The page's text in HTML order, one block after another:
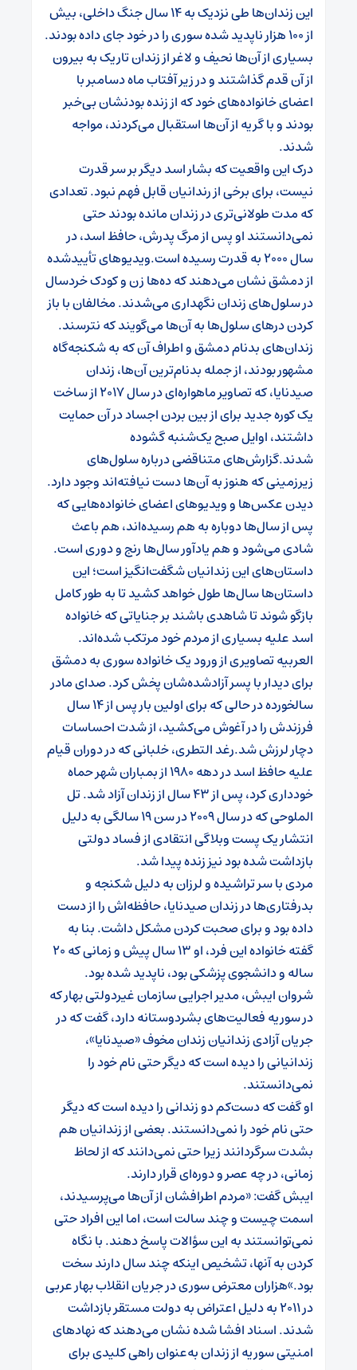
این زندان‌ها طی نزدیک به ۱۴ سال جنگ داخلی، بیش
از ۱۰۰ هزار ناپدید شده سوری را در خود جای داده بودند.
بسیاری از آن‌ها نحیف و لاغر از زندان تاریک به بیرون
از آن قدم گذاشتند و در زیر آفتاب ماه دسامبر با
اعضای خانواده‌های خود که از زنده بودنشان بی‌خبر
بودند و با گریه از آن‌ها استقبال می‌کردند، مواجه
شدند.
درک این واقعیت که بشار اسد دیگر بر سر قدرت
نیست، برای برخی از رندانیان قابل فهم نبود. تعدادی
که مدت طولانی‌تری در زندان مانده بودند حتی
نمی‌دانستند او پس از مرگ پدرش، حافظ اسد، در
سال ۲۰۰۰ به قدرت رسیده است.ویدیوهای تأییدشده
از دمشق نشان می‌دهند که ده‌ها زن و کودک خردسال
در سلول‌های زندان نگهداری می‌شدند. مخالفان با باز
کردن درهای سلول‌ها به آن‌ها می‌گویند که نترسند.
زندان‌های بدنام دمشق و اطراف آن که به شکنجه‌گاه
مشهور بودند، از جمله بدنام‌ترین آن‌ها، زندان
صیدنایا، که تصاویر ماهواره‌ای در سال ۲۰۱۷ از ساخت
یک کوره جدید برای از بین بردن اجساد در آن حمایت
داشتند، اوایل صبح یک‌شنبه گشوده
شدند.گزارش‌های متناقضی درباره سلول‌های
زیرزمینی که هنوز به آن‌ها دست نیافته‌اند وجود دارد.
دیدن عکس‌ها و ویدیوهای اعضای خانواده‌هایی که
پس از سال‌ها دوباره به هم رسیده‌اند، هم باعث
شادی می‌شود و هم یادآور سال‌ها رنج و دوری است.
داستان‌های این زندانیان شگفت‌انگیز است؛ این
داستان‌ها سال‌ها طول خواهد کشید تا به طور کامل
بازگو شوند تا شاهدی باشند بر جنایاتی که خانواده
اسد علیه بسیاری از مردم خود مرتکب شده‌اند.
العربیه تصاویری از ورود یک خانواده سوری به دمشق
برای دیدار با پسر آزادشده‌شان پخش کرد. صدای مادر
سالخورده در حالی که برای اولین بار پس از ۱۴ سال
فرزندش را در آغوش می‌کشید، از شدت احساسات
دچار لرزش شد.رغد التطری، خلبانی که در دوران قیام
علیه حافظ اسد در دهه ۱۹۸۰ از بمباران شهر حماه
خودداری کرد، پس از ۴۳ سال از زندان آزاد شد. تل
الملوحی که در سال ۲۰۰۹ در سن ۱۹ سالگی به دلیل
انتشار یک پست وبلاگی انتقادی از فساد دولتی
بازداشت شده بود نیز زنده پیدا شد.
مردی با سر تراشیده و لرزان به دلیل شکنجه و
بدرفتاری‌ها در زندان صیدنایا، حافظه‌اش را از دست
داده بود و برای صحبت کردن مشکل داشت. بنا به
گفته خانواده این فرد، او ۱۳ سال پیش و زمانی که ۲۰
ساله و دانشجوی پزشکی بود، ناپدید شده بود.
شروان ایبش، مدیر اجرایی سازمان غیردولتی بهار که
در سوریه فعالیت‌های بشردوستانه دارد، گفت که در
جریان آزادی زندانیان زندان مخوف «صیدنایا»،
زندانیانی را دیده است که دیگر حتی نام خود را
نمی‌دانستند.
او گفت که دست‌کم دو زندانی را دیده است که دیگر
حتی نام خود را نمی‌دانستند. بعضی از زندانیان هم
بشدت سرگردانند زیرا حتی نمی‌دانند که از لحاظ
زمانی، در چه عصر و دوره‌ای قرار دارند.
ایبش گفت: «مردم اطرافشان از آن‌ها می‌پرسیدند،
اسمت چیست و چند سالت است، اما این افراد حتی
نمی‌توانستند به این سؤالات پاسخ دهند. با نگاه
کردن به آنها، تشخیص اینکه چند سال دارند سخت
بود.»هزاران معترض سوری در جریان انقلاب بهار عربی
در ۲۰۱۱ به دلیل اعتراض به دولت مستقر بازداشت
شدند. اسناد افشا شده نشان می‌دهند که نهادهای
امنیتی سوریه از زندان به‌عنوان راهی کلیدی برای